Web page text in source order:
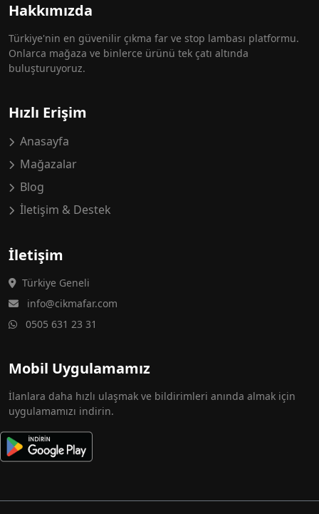
Hakkımızda
Türkiye'nin en güvenilir çıkma far ve stop lambası platformu.
Onlarca mağaza ve binlerce ürünü tek çatı altında
buluşturuyoruz.
Hızlı Erişim
Anasayfa
Mağazalar
Blog
İletişim & Destek
İletişim
Türkiye Geneli
info@cikmafar.com
0505 631 23 31
Mobil Uygulamamız
İlanlara daha hızlı ulaşmak ve bildirimleri anında almak için
uygulamamızı indirin.